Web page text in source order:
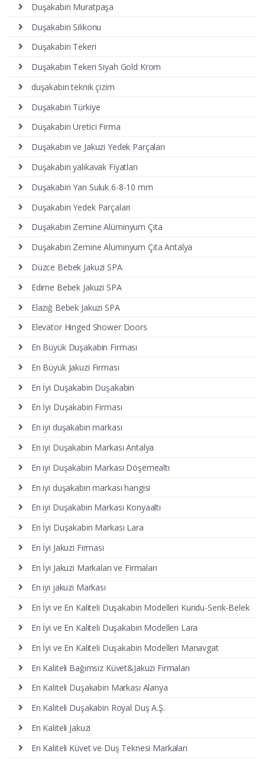
Duşakabin Muratpaşa
Duşakabin Silikonu
Duşakabin Tekeri
Duşakabin Tekeri Siyah Gold Krom
duşakabin teknik çizim
Duşakabin Türkiye
Duşakabin Üretici Firma
Duşakabin ve Jakuzi Yedek Parçaları
Duşakabin yalıkavak Fiyatları
Duşakabin Yan Suluk 6-8-10 mm
Duşakabin Yedek Parçaları
Duşakabin Zemine Alüminyum Çıta
Duşakabin Zemine Alüminyum Çıta Antalya
Düzce Bebek Jakuzi SPA
Edirne Bebek Jakuzi SPA
Elazığ Bebek Jakuzi SPA
Elevator Hinged Shower Doors
En Büyük Duşakabin Firması
En Büyük Jakuzi Firması
En İyi Duşakabin Duşakabin
En İyi Duşakabin Firması
En iyi duşakabin markası
En iyi Duşakabin Markası Antalya
En iyi Duşakabin Markası Döşemealtı
En iyi duşakabin markası hangisi
En iyi Duşakabin Markası Konyaaltı
En İyi Duşakabin Markası Lara
En İyi Jakuzi Firması
En İyi Jakuzi Markaları ve Firmaları
En iyi jakuzi Markası
En İyi ve En Kaliteli Duşakabin Modelleri Kundu-Serik-Belek
En İyi ve En Kaliteli Duşakabin Modelleri Lara
En İyi ve En Kaliteli Duşakabin Modelleri Manavgat
En Kaliteli Bağımsız Küvet&Jakuzi Firmaları
En Kaliteli Duşakabin Markası Alanya
En Kaliteli Duşakabin Royal Duş A.Ş.
En Kaliteli Jakuzi
En Kaliteli Küvet ve Duş Teknesi Markaları